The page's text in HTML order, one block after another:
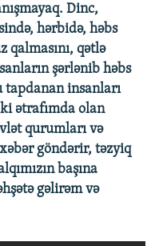
Dinc,
hərbidə, həbs
qalmasını, qətlə
şərlənib həbs
tapdanan insanları
ətrafımda olan
qurumları və
göndərir, təzyiq
başına
gəlirəm və